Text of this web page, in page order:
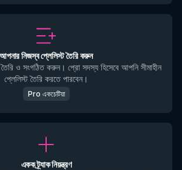
আপনার নিজস্ব প্লেলিস্ট তৈরি করুন
ও সংগঠিত করুন। প্রো সদস্য হিসেবে আপনি সীমাহীন
প্লেলিস্ট তৈরি করতে পারবেন।
Pro একচেটিয়া
একক ট্র্যাক নিয়ন্ত্রণ